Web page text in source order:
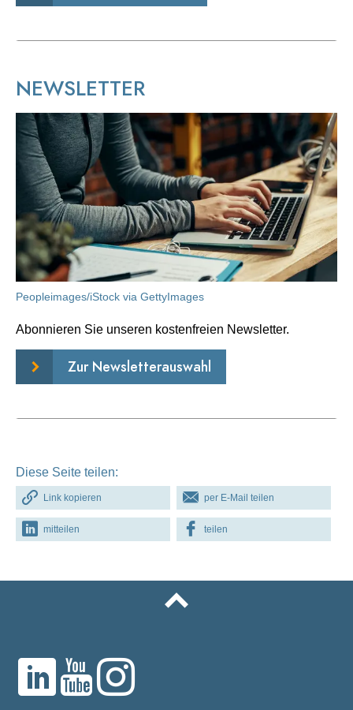
NEWSLETTER
Peopleimages/iStock via GettyImages
Abonnieren Sie unseren kostenfreien Newsletter.
Zur Newsletterauswahl
Diese Seite teilen:
Link kopieren per E-Mail teilen
mitteilen teilen